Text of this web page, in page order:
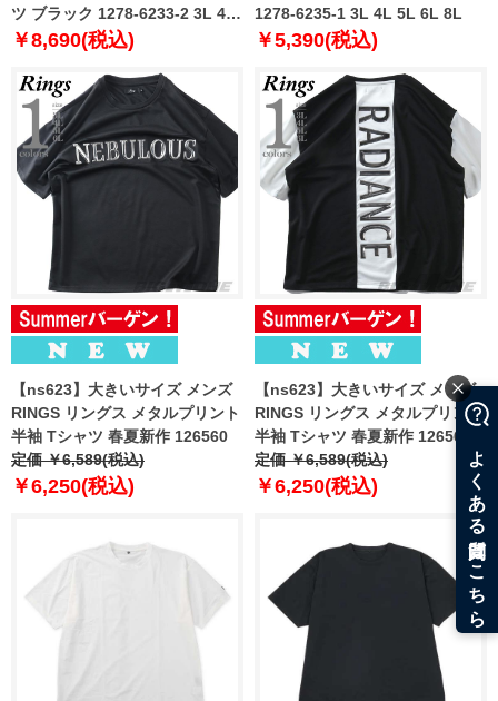
ツ ブラック 1278-6233-2 3L 4L
5L 6L
￥8,690(税込)
1278-6235-1 3L 4L 5L 6L 8L
￥5,390(税込)
【ns623】大きいサイズ メンズ
RINGS リングス メタルプリント
半袖 Tシャツ 春夏新作 126560
定価 ￥6,589(税込)
￥6,250(税込)
【ns623】大きいサイズ メンズ
RINGS リングス メタルプリント
半袖 Tシャツ 春夏新作 126561
定価 ￥6,589(税込)
￥6,250(税込)